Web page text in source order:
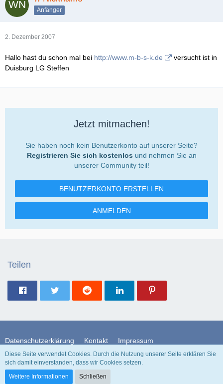
Anfänger
2. Dezember 2007
Hallo hast du schon mal bei http://www.m-b-s-k.de
versucht ist in
Duisburg LG Steffen
Jetzt mitmachen!
Sie haben noch kein Benutzerkonto auf unserer Seite?
Registrieren Sie sich kostenlos und nehmen Sie an
unserer Community teil!
BENUTZERKONTO ERSTELLEN
ANMELDEN
Teilen
Datenschutzerklärung Kontakt Impressum
Community-Software:
Diese Seite verwendet Cookies. Durch die Nutzung unserer Seite erklären Sie
sich damit einverstanden, dass wir Cookies setzen.
Weitere Informationen
Schließen